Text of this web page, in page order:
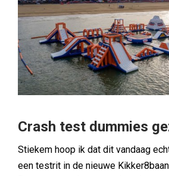
Crash test dummies
Stiekem hoop ik dat dit vandaag
een testrit in de nieuwe